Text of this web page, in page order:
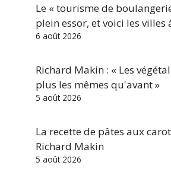
Le « tourisme de
plein essor, et voici les villes
6 août 2026
Richard Makin : « Les
plus les mêmes qu'avant »
5 août 2026
La recette de pâtes aux
Richard Makin
5 août 2026